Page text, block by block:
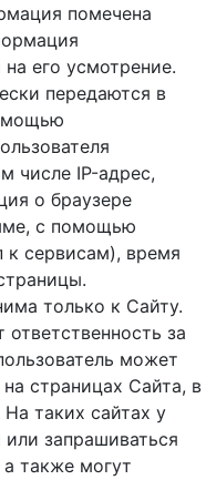
помечена
его усмотрение.
передаются в
числе IP-адрес,
о браузере
с помощью
к cервисам), время
только к Сайту.
за
может
страницах Сайта, в
таких сайтах у
запрашиваться
также могут